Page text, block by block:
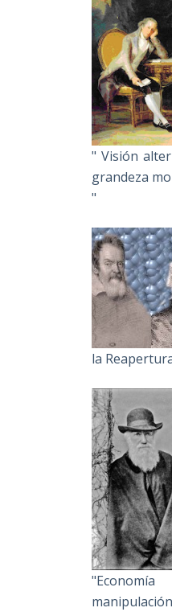
" Visión
grandeza
"
la